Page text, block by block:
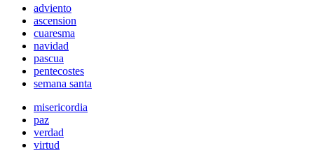
adviento
ascension
cuaresma
navidad
pascua
pentecostes
semana santa
misericordia
paz
verdad
virtud